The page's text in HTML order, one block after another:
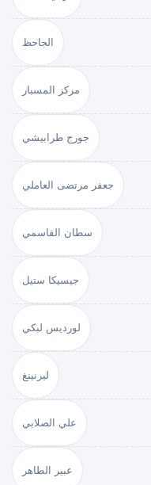
الجاحظ
مركز المسبار
جورج طرابيشي
جعفر مرتضى العاملي
سطان القاسمي
جيسيكا ستيل
لورديس لبكي
ليرنينغ
علي الصلابي
عبير الطاهر